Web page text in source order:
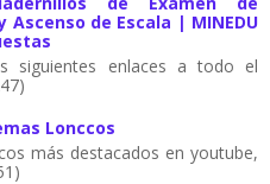
Ascenso de Escala | MINEDU
siguientes enlaces a todo el
Lonccos
más destacados en youtube,